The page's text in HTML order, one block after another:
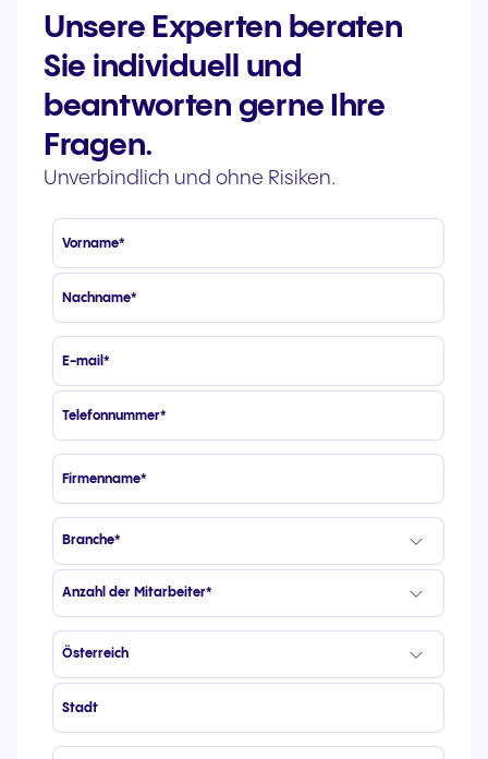
Unsere Experten beraten
Sie individuell und
beantworten gerne Ihre
Fragen.
Unverbindlich und ohne Risiken.